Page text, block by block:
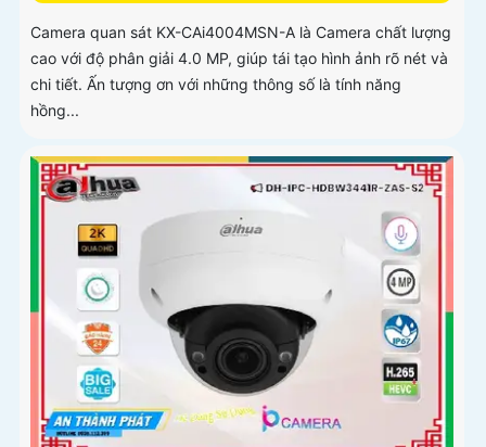
Camera quan sát KX-CAi4004MSN-A là Camera chất lượng
cao với độ phân giải 4.0 MP, giúp tái tạo hình ảnh rõ nét và
chi tiết. Ấn tượng ơn với những thông số là tính năng
hồng...